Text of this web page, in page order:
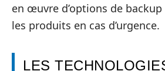
en œuvre d’options de
les produits en cas d’urgence.
LES